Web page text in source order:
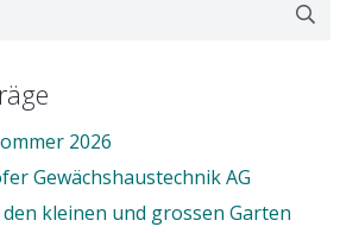
2026
Gewächshaustechnik AG
kleinen und grossen Garten